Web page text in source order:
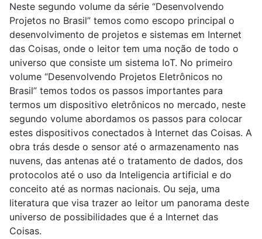
Neste segundo volume da série “Desenvolvendo
Projetos no Brasil” temos como escopo principal o
desenvolvimento de projetos e sistemas em Internet
das Coisas, onde o leitor tem uma noção de todo o
universo que consiste um sistema IoT. No primeiro
volume “Desenvolvendo Projetos Eletrônicos no
Brasil” temos todos os passos importantes para
termos um dispositivo eletrônicos no mercado, neste
segundo volume abordamos os passos para colocar
estes dispositivos conectados à Internet das Coisas. A
obra trás desde o sensor até o armazenamento nas
nuvens, das antenas até o tratamento de dados, dos
protocolos até o uso da Inteligencia artificial e do
conceito até as normas nacionais. Ou seja, uma
literatura que visa trazer ao leitor um panorama deste
universo de possibilidades que é a Internet das
Coisas.